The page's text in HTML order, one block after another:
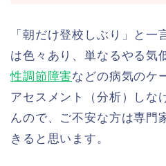
「朝だけ登校しぶり」と一
は色々あり、単なるやる気
性調節障害などの病気のケ
アセスメント（分析）しな
んので、ご不安な方は専門
きると思います。